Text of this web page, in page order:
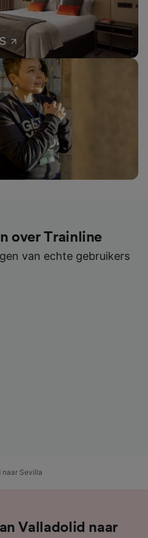
over Trainline
van echte gebruikers
naar Sevilla
Valladolid naar